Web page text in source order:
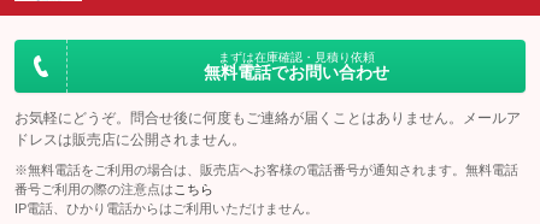
ダウンヒルアシストコントロール
パワーウィンドウ
：装備なし 盗難防止システム
：装備なし
：装備なし
USB入力端子
：装備なし
100V電源
：装備なし
革シート
：装備なし ハーフレザーシート
：装備なし
：装備なし ：装備なし
HID(キセノンライト)
バックカメラ
：装備なし
まずは在庫確認・見積り依頼
無料電話でお問い合わせ
お気軽にどうぞ。問合せ後に何度もご連絡が届くことはありません。メールア
ドレスは販売店に公開されません。
※無料電話をご利用の場合は、販売店へお客様の電話番号が通知されます。無料電話
番号ご利用の際の注意点は こちら
IP電話、ひかり電話からはご利用いただけません。